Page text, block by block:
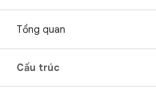
Tổng quan
Cấu trúc